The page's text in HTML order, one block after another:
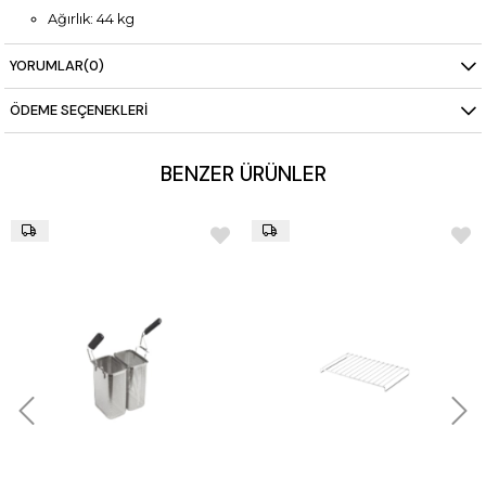
Ağırlık: 44 kg
Enerji tasarruflu elektrikli sistem
Kolay temizlenebilir tasarım
YORUMLAR(0)
ÖDEME SEÇENEKLERI
BENZER ÜRÜNLER